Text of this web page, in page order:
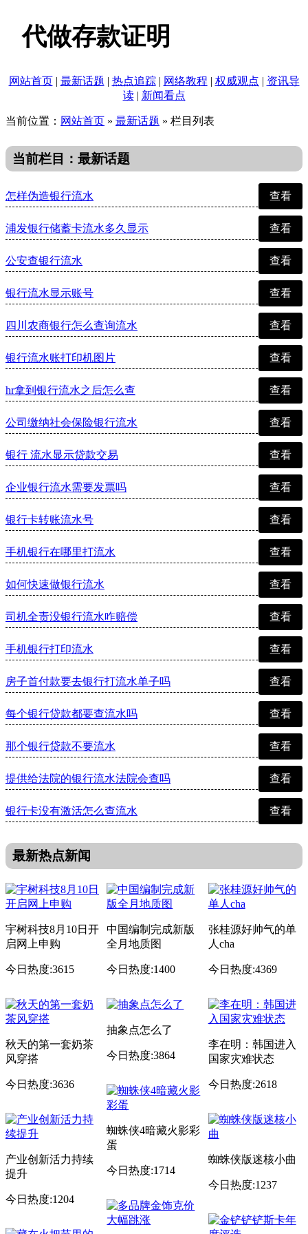
代做存款证明
网站首页| 最新话题 | 热点追踪| 网络教程 | 权威观点 | 资讯导
读| 新闻看点
当前位置： 网站首页 » 最新话题 » 栏目列表
当前栏目：最新话题
怎样伪造银行流水 查看
浦发银行储蓄卡流水多久显示 查看
公安查银行流水 查看
银行流水显示账号 查看
四川农商银行怎么查询流水 查看
银行流水账打印机图片 查看
hr拿到银行流水之后怎么查 查看
公司缴纳社会保险银行流水 查看
银行 流水显示贷款交易 查看
企业银行流水需要发票吗 查看
银行卡转账流水号 查看
手机银行在哪里打流水 查看
如何快速做银行流水 查看
司机全责没银行流水咋赔偿 查看
手机银行打印流水 查看
房子首付款要去银行打流水单子吗 查看
每个银行贷款都要查流水吗 查看
那个银行贷款不要流水 查看
提供给法院的银行流水法院会查吗 查看
银行卡没有激活怎么查流水 查看
最新热点新闻
宇树科技8月10日开
启网上申购
今日热度:3615
秋天的第一套奶茶
风穿搭
今日热度:3636
产业创新活力持续
提升
今日热度:1204
中国编制完成新版
全月地质图
今日热度:1400
抽象点怎么了
今日热度:3864
蜘蛛侠4暗藏火影彩
蛋
今日热度:1714
张桂源好帅气的单
人cha
今日热度:4369
李在明：韩国进入
国家灾难状态
今日热度:2618
蜘蛛侠版迷核小曲
今日热度:1237